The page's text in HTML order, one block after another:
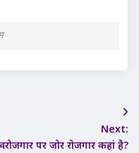
Next:
पर जोर रोजगार कहां है?